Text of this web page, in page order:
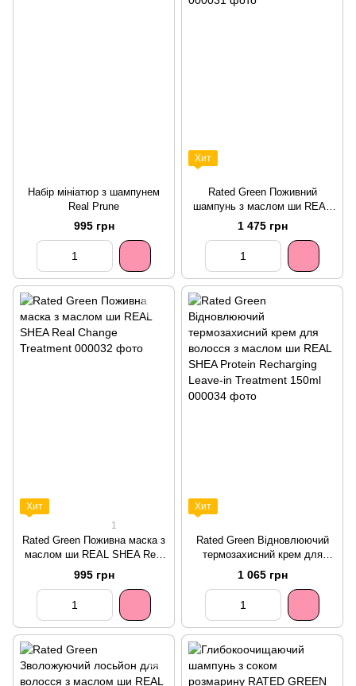
Набір мініатюр з шампунем
Real Prune
995 грн
Хит
Rated Green Поживний
шампунь з маслом ши REAL
SHEA Nourishing Shampoo
1 475 грн
Хит
1
Rated Green Поживна маска з
маслом ши REAL SHEA Real
Change Treatment
995 грн
Хит
Rated Green Відновлюючий
термозахисний крем для
волосся з маслом ши REAL
SHEA Protein Recharging
Leave-in Treatment 150ml
1 065 грн